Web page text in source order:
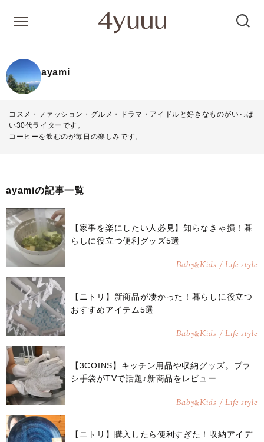
ayami
コスメ・ファッション・グルメ・ドラマ・アイドルと好きなものがいっぱ
い30代ライターです。
コーヒーを飲むのが毎日の楽しみです。
ayamiの記事一覧
【家事を楽にしたい人必見】知らなきゃ損！暮
らしに役立つ便利グッズ5選
Baby&Kids / Life style
【ニトリ】新商品が凄かった！暮らしに役立つ
おすすめアイテム5選
Baby&Kids / Life style
【3COINS】キッチン用品や収納グッズ。ブラ
シ手袋がTVで話題♪新商品をレビュー
Baby&Kids / Life style
【ニトリ】購入したら便利すぎた！収納アイデ